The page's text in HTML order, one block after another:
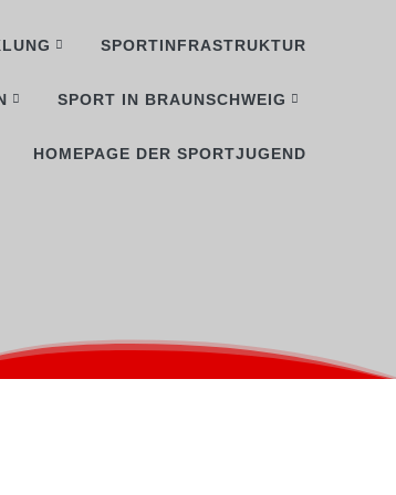
SPORTINFRASTRUKTUR
SPORT IN BRAUNSCHWEIG
HOMEPAGE DER SPORTJUGEND